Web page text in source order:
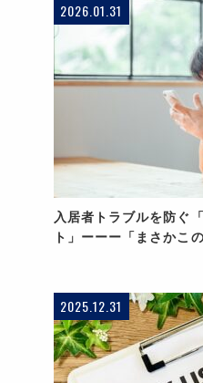
2026.01.31
入居者トラブルを防ぐ
ト」ーーー「まさかこ
2025.12.31